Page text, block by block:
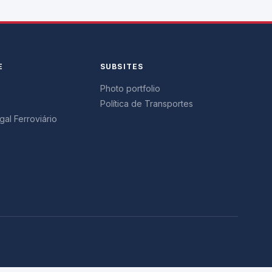
Ferroviário
SUBSITES
Photo portfolio
Política de Transportes